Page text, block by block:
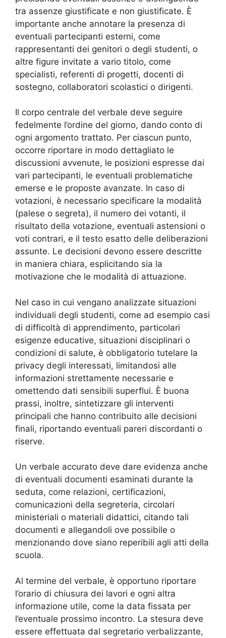
tra assenze giustificate e non giustificate. È
importante anche annotare la presenza di
eventuali partecipanti esterni, come
rappresentanti dei genitori o degli studenti, o
altre figure invitate a vario titolo, come
specialisti, referenti di progetti, docenti di
sostegno, collaboratori scolastici o dirigenti.
Il corpo centrale del verbale deve seguire
fedelmente l’ordine del giorno, dando conto di
ogni argomento trattato. Per ciascun punto,
occorre riportare in modo dettagliato le
discussioni avvenute, le posizioni espresse dai
vari partecipanti, le eventuali problematiche
emerse e le proposte avanzate. In caso di
votazioni, è necessario specificare la modalità
(palese o segreta), il numero dei votanti, il
risultato della votazione, eventuali astensioni o
voti contrari, e il testo esatto delle deliberazioni
assunte. Le decisioni devono essere descritte
in maniera chiara, esplicitando sia la
motivazione che le modalità di attuazione.
Nel caso in cui vengano analizzate situazioni
individuali degli studenti, come ad esempio casi
di difficoltà di apprendimento, particolari
esigenze educative, situazioni disciplinari o
condizioni di salute, è obbligatorio tutelare la
privacy degli interessati, limitandosi alle
informazioni strettamente necessarie e
omettendo dati sensibili superflui. È buona
prassi, inoltre, sintetizzare gli interventi
principali che hanno contribuito alle decisioni
finali, riportando eventuali pareri discordanti o
riserve.
Un verbale accurato deve dare evidenza anche
di eventuali documenti esaminati durante la
seduta, come relazioni, certificazioni,
comunicazioni della segreteria, circolari
ministeriali o materiali didattici, citando tali
documenti e allegandoli ove possibile o
menzionando dove siano reperibili agli atti della
scuola.
Al termine del verbale, è opportuno riportare
l’orario di chiusura dei lavori e ogni altra
informazione utile, come la data fissata per
l’eventuale prossimo incontro. La stesura deve
essere effettuata dal segretario verbalizzante,